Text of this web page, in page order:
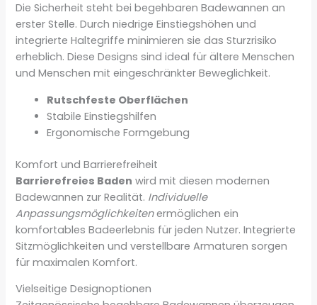
Die Sicherheit steht bei begehbaren Badewannen an
erster Stelle. Durch niedrige Einstiegshöhen und
integrierte Haltegriffe minimieren sie das Sturzrisiko
erheblich. Diese Designs sind ideal für ältere Menschen
und Menschen mit eingeschränkter Beweglichkeit.
Rutschfeste Oberflächen
Stabile Einstiegshilfen
Ergonomische Formgebung
Komfort und Barrierefreiheit
Barrierefreies Baden wird mit diesen modernen
Badewannen zur Realität. Individuelle
Anpassungsmöglichkeitenermöglichen ein
komfortables Badeerlebnis für jeden Nutzer. Integrierte
Sitzmöglichkeiten und verstellbare Armaturen sorgen
für maximalen Komfort.
Vielseitige Designoptionen